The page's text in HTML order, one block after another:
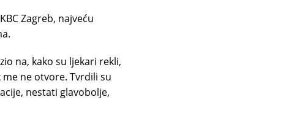
Zagreb, najveću
na, kako su ljekari rekli,
me ne otvore. Tvrdili su
nestati glavobolje,